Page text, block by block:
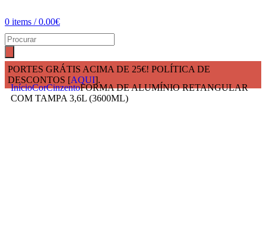
0 items / 0.00€
PORTES GRÁTIS ACIMA DE 25€! POLÍTICA DE
DESCONTOS [AQUI].
InícioCorCinzentoFORMA DE ALUMÍNIO RETANGULAR
COM TAMPA 3,6L (3600ML)